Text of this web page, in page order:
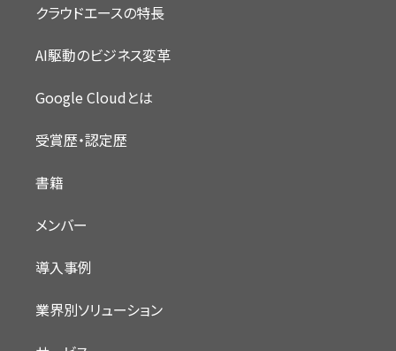
クラウドエースの特長
AI駆動のビジネス変革
Google Cloudとは
受賞歴・認定歴
書籍
メンバー
導入事例
業界別ソリューション